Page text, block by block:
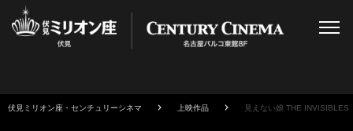
伏見ミリオン座・センチュリーシネマ 上映作品 見えない娘 THE INVISIBLES